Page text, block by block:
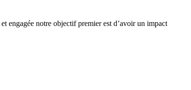
engagée notre objectif premier est d’avoir un impact